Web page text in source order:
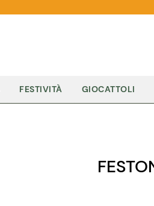
FESTIVITÀ GIOCATTOLI